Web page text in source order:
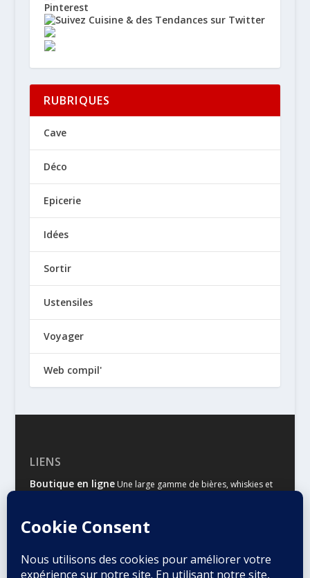
RUBRIQUES
Cave
Déco
Epicerie
Idées
Sortir
Ustensiles
Voyager
Web compil'
LIENS
Boutique en ligneUne large gamme de bières, whiskies et
Malts & HoublonsLe site d’information des amateurs de